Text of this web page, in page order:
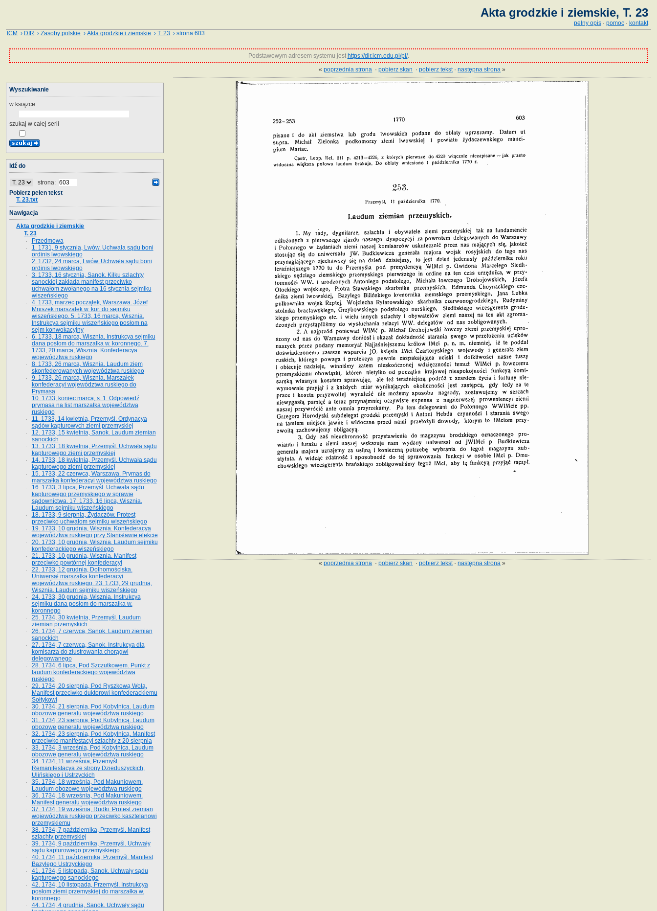
Akta grodzkie i ziemskie, T. 23
pełny opis · pomoc · kontakt
ICM › DIR ›Zasoby polskie ›Akta grodzkie i ziemskie ›T. 23 › strona 603
Podstawowym adresem systemu jest https://dir.icm.edu.pl/pl/.
«poprzednia strona ·pobierz skan ·pobierz tekst·następna strona »
«poprzednia strona ·pobierz skan ·pobierz tekst·następna strona »
Wyszukiwanie
w książce
szukaj w całej serii
Idź do
strona:
Pobierz pełen tekst
T. 23.txt
Nawigacja
Akta grodzkie i ziemskie
T. 23
Przedmowa
1. 1731, 9 stycznia, Lwów. Uchwała sądu boni
ordinis lwowskiego
2. 1732, 24 marca, Lwów. Uchwała sądu boni
ordinis lwowskiego
3. 1733, 16 stycznia, Sanok. Kilku szlachty
sanockiej zakłada manifest przeciwko
uchwałom zwołanego na 16 stycz­nia sejmiku
wiszeńskiego
4. 1733, marzec początek, Warszawa. Józef
Mniszek marszałek w. kor. do sejmiku
wiszeńskiego. 5. 1733, 16 marca, Wisznia.
Instrukcya sejmiku wiszeńskiego posłom na
sejm konwokacyjny
6. 1733, 18 marca, Wisznia. Instrukcya sejmiku
dana posłom do marszałka w. koronnego. 7.
1733, 20 marca, Wisznia. Konfederacya
województwa ruskiego
8. 1733, 26 marca, Wisznia. Laudum ziem
skonfederowanych województwa ruskiego
9. 1733, 26 marca, Wisznia. Marszałek
konfederacyi województwa ruskiego do
Prymasa
10. 1733, koniec marca, s. 1. Odpowiedź
prymasa na list marszałka województwa
ruskiego
11. 1733, 14 kwietnia, Przemyśl. Ordynacya
sądów kapturowych ziemi przemyskiej
12. 1733, 15 kwietnia, Sanok. Laudum ziemian
sanockich
13. 1733, 18 kwietnia, Przemyśl. Uchwała sądu
kapturowego ziemi przemyskiej
14. 1733, 18 kwietnia, Przemyśl. Uchwała sądu
kapturowego ziemi przemyskiej
15. 1733, 22 czerwca, Warszawa. Prymas do
marszałka konfederacyi województwa ruskiego
16. 1733, 3 lipca, Przemyśl. Uchwała sądu
kapturowego przemyskiego w sprawie
sądownictwa. 17. 1733, 16 lipca, Wisznia.
Laudum sejmiku wiszeńskiego
18. 1733, 9 sierpnia, Żydaczów. Protest
przeciwko uchwałom sejmiku wiszeńskiego
19. 1733, 10 grudnia, Wisznia. Konfederacya
województwa ruskiego przy Stanisławie elekcie
20. 1733, 10 grudnia, Wisznia. Laudum sejmiku
konfederackiego wiszeńskiego
21. 1733, 10 grudnia, Wisznia. Manifest
przeciwko powtórnej konfederacyi
22. 1733, 12 grudnia, Dołhomościska.
Uniwersał marszałka konfederacyi
województwa ruskiego. 23. 1733, 29 grudnia,
Wisznia. Laudum sejmiku wiszeńskiego
24. 1733, 30 grudnia, Wisznia. Instrukcya
sejmiku dana posłom do marszałka w.
koronnego
25. 1734, 30 kwietnia, Przemyśl. Laudum
ziemian przemyskich
26. 1734, 7 czerwca, Sanok. Laudum ziemian
sanockich
27. 1734, 7 czerwca, Sanok. Instrukcya dla
komisarza do zlustrowania chorągwi
delegowanego
28. 1734, 6 lipca, Pod Szczutkowem. Punkt z
laudum konfederackiego województwa
ruskiego
29. 1734, 20 sierpnia, Pod Ryszkową Wolą.
Manifest przeciwko duktorowi konfederackiemu
Sołtykowi
30. 1734, 21 sierpnia, Pod Kobylnicą. Laudum
obozowe generału województwa ruskiego
31. 1734, 23 sierpnia, Pod Kobylnicą. Laudum
obozowe generału województwa ruskiego
32. 1734, 23 sierpnia, Pod Kobylnicą. Manifest
przeciwko manifestacyi szlachty z 20 sierpnia
33. 1734, 3 września, Pod Kobylnicą. Laudum
obozowe generału województwa ruskiego
34. 1734, 11 września, Przemyśl.
Remanifestacya ze strony Dzieduszyckich,
Ulińskiego i Ustrzyckich
35. 1734, 18 września, Pod Makuniowem.
Laudum obozowe województwa ruskiego
36. 1734, 18 września, Pod Makuniowem.
Manifest generału województwa ruskiego
37. 1734, 19 września, Rudki. Protest ziemian
województwa ruskiego przeciwko kasztelanowi
przemyskiemu
38. 1734, 7 października, Przemyśl. Manifest
szlachty przemyskiej
39. 1734, 9 października, Przemyśl. Uchwały
sądu kapturowego przemyskiego
40. 1734, 11 października, Przemyśl. Manifest
Bazylego Ustrzyckiego
41. 1734, 5 listopada, Sanok. Uchwały sądu
kapturowego sanockiego
42. 1734, 10 listopada, Przemyśl. Instrukcya
posłom ziemi przemyskiej do marszałka w.
koronnego
44. 1734, 4 grudnia, Sanok. Uchwały sądu